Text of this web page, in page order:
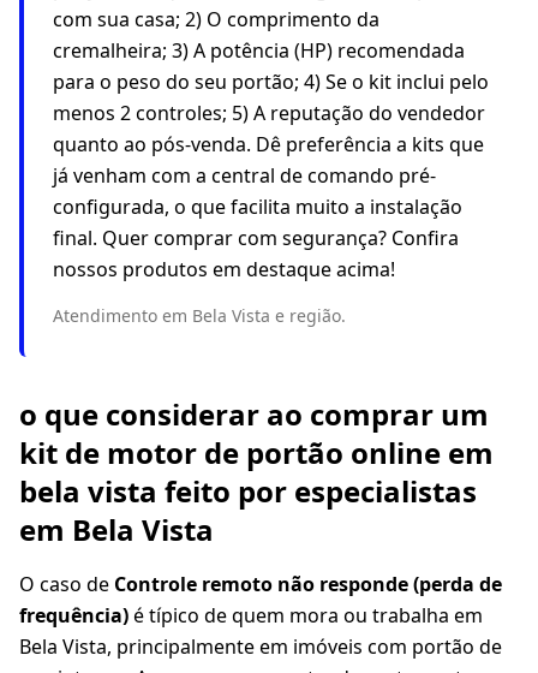
com sua casa; 2) O comprimento da
cremalheira; 3) A potência (HP) recomendada
para o peso do seu portão; 4) Se o kit inclui pelo
menos 2 controles; 5) A reputação do vendedor
quanto ao pós-venda. Dê preferência a kits que
já venham com a central de comando pré-
configurada, o que facilita muito a instalação
final. Quer comprar com segurança? Confira
nossos produtos em destaque acima!
Atendimento em Bela Vista e região.
o que considerar ao comprar um
kit de motor de portão online em
bela vista feito por especialistas
em Bela Vista
O caso de Controle remoto não responde (perda de
frequência)é típico de quem mora ou trabalha em
Bela Vista, principalmente em imóveis com portão de